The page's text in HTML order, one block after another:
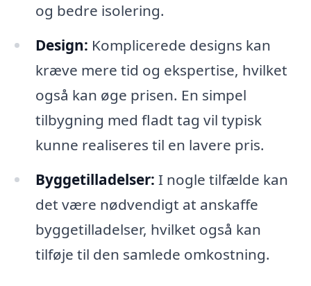
og bedre isolering.
Design: Komplicerede designs kan
kræve mere tid og ekspertise, hvilket
også kan øge prisen. En simpel
tilbygning med fladt tag vil typisk
kunne realiseres til en lavere pris.
Byggetilladelser: I nogle tilfælde kan
det være nødvendigt at anskaffe
byggetilladelser, hvilket også kan
tilføje til den samlede omkostning.